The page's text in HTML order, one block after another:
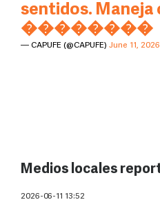
sentidos. Maneja
��������️
— CAPUFE (@CAPUFE) June 11, 2026
Medios locales
2026-06-11 13:52